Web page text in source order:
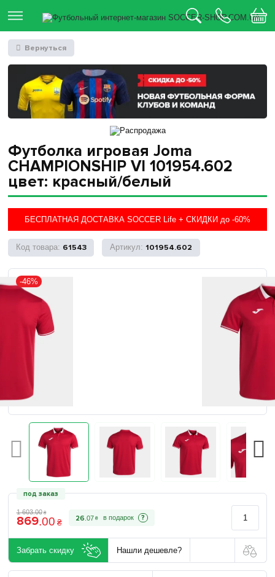
Футболка игровая Joma
CHAMPIONSHIP VI 101954.602
цвет: красный/белый
БЕСПЛАТНАЯ ДОСТАВКА SOCCER Life + СКИДКИ до -60%
61543 101954.602
-46%
под заказ
1 603.00 ₴
869.00 ₴ 26 .07 ₴ ?
Забрать скидку Нашли дешевле?
Вернуться